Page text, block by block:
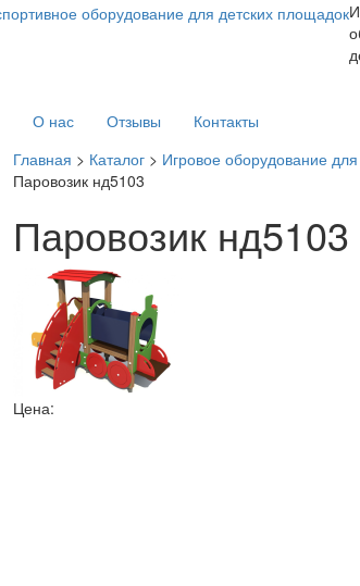
О нас Отзывы Контакты
Главная > Каталог> Игровое оборудование
Паровозик нд5103
Паровозик нд5103
Цена: